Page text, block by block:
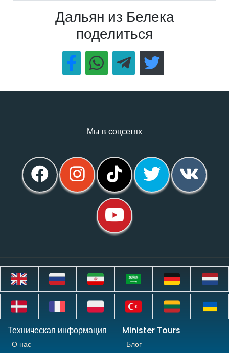
Дальян из Белека
поделиться
Мы в соцсетях
Техническая информация
О нас
Minister Tours
Блог